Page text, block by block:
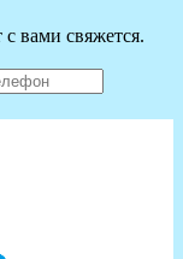
вами свяжется.